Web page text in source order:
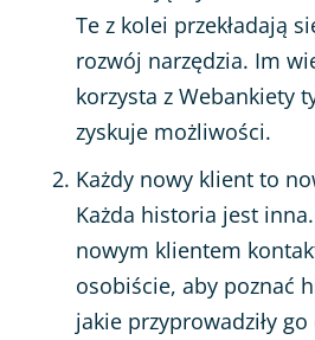
Te z kolei przekładają
rozwój narzędzia. Im
korzysta z Webankiety
zyskuje możliwości.
Każdy nowy klient to
Każda historia jest
nowym klientem
osobiście, aby poznać
jakie przyprowadziły